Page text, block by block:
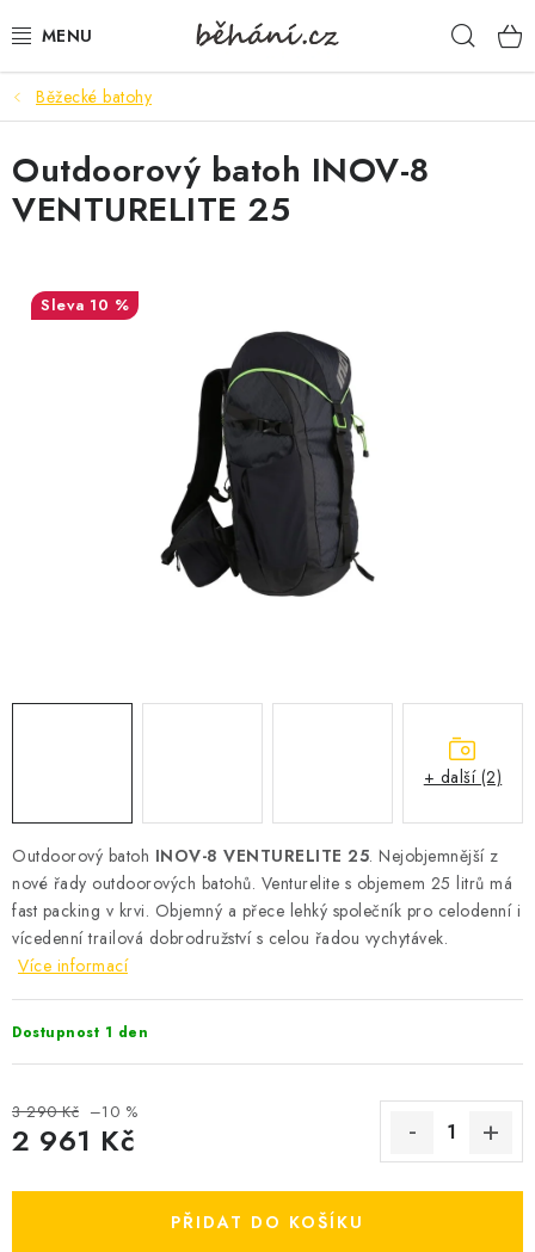
na
BOTY PÁNSKÉ
BOTY DÁMSKÉ
PÁNSKÉ OBLEČENÍ
DÁMSKÉ OBLEČENÍ
VELIKOSTNÍ TABULKY
MEGA SLEVY
NOVINKY
NOVINKY MIZUNO
NOVINKY INOV-8
ZNAČKY
Moje objednávka
Běžecké batohy
Outdoorový batoh INOV-8 VENTURELITE 25. Nejobjemnější z
nové řady outdoorových batohů. Venturelite s objemem 25 litrů má
fast packing v krvi. Objemný a přece lehký společník pro celodenní i
vícedenní trailová dobrodružství s celou řadou vychytávek.
Více informací
Dostupnost 1 den
3 290 Kč –10 %
2 961 Kč
PŘIDAT DO KOŠÍKU
Outdoorový batoh INOV-8
VENTURELITE 25
10 %
+ další (2)